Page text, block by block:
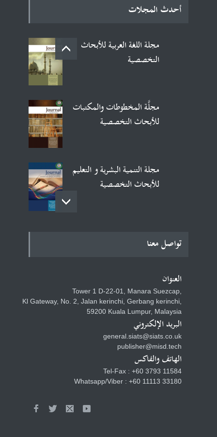
أحدث المجلات
مجلة اللغة العربية للأبحاث
التخصصية
مجلَّة المخطوطات والمكتبات
للأبحاث التخصصية
مجلة التنمية البشرية و التعليم
للأبحاث التخصصية
الاجتماعية للأبحاث
المجلة الدولية للعلوم الطبيعية
وتكنولوجيا النانو
مجلة الدراسات الإسلامية
والفكر للأبحاث التخصصية
تواصل معنا
العنوان
Tower 1 D-22-01, Manara Suezcap,
Kl Gateway, No. 2, Jalan kerinchi, Gerbang kerinchi,
59200 Kuala Lumpur, Malaysia
البريد الإلكتروني
general.siats@siats.co.uk
publisher@misd.tech
الهاتف والفاكس
Tel-Fax : +60 3793 11584
Whatsapp/Viber : +60 11113 33180